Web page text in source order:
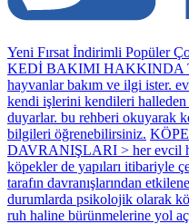
Yeni Fırsat İndirimli Popüler
KEDİ BAKIMI HAKKINDA
hayvanlar bakım ve ilgi ister.
kendi işlerini kendileri
duyarlar. bu rehberi okuyarak
bilgileri öğrenebilirsiniz.
DAVRANIŞLARI > her evcil
köpekler de yapıları itibariyle
tarafın davranışlarından
durumlarda psikolojik olarak
ruh haline bürünmelerine yol